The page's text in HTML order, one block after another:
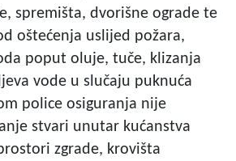
spremišta, dvorišne ograde te
oštećenja uslijed požara,
poput oluje, tuče, klizanja
vode u slučaju puknuća
police osiguranja nije
stvari unutar kućanstva
zgrade, krovišta